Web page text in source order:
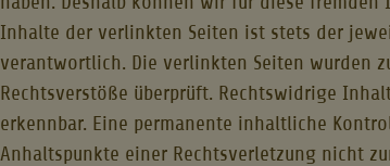
Inhalte der verlinkten Seiten ist stets der
verantwortlich. Die verlinkten Seiten wurden
Rechtsverstöße überprüft. Rechtswidrige
erkennbar. Eine permanente inhaltliche
Anhaltspunkte einer Rechtsverletzung nicht